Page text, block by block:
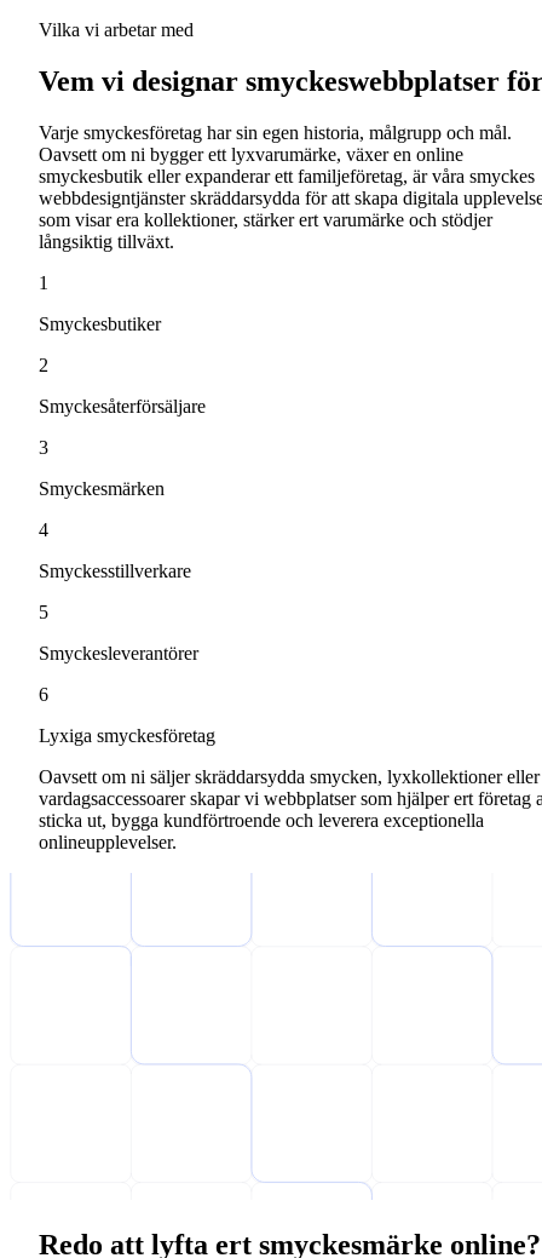
Vilka vi arbetar med
Vem vi designar smyckeswebbplatser
Varje smyckesföretag har sin egen historia, målgrupp och mål.
Oavsett om ni bygger ett lyxvarumärke, växer en online
smyckesbutik eller expanderar ett familjeföretag, är våra smyckes
webbdesigntjänster skräddarsydda för att skapa digitala
som visar era kollektioner, stärker ert varumärke och stödjer
långsiktig tillväxt.
1
Smyckesbutiker
2
Smyckesåterförsäljare
3
Smyckesmärken
4
Smyckesstillverkare
5
Smyckesleverantörer
6
Lyxiga smyckesföretag
Oavsett om ni säljer skräddarsydda smycken, lyxkollektioner eller
vardagsaccessoarer skapar vi webbplatser som hjälper ert företag
sticka ut, bygga kundförtroende och leverera exceptionella
onlineupplevelser.
Redo att lyfta ert smyckesmärke online?